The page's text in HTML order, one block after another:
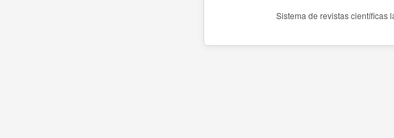
Sistema de revistas científicas